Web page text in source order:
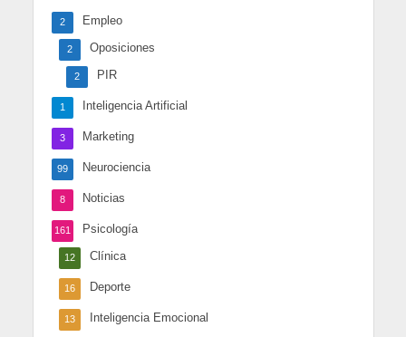
Empleo
2
Oposiciones
2
PIR
2
Inteligencia Artificial
1
Marketing
3
Neurociencia
99
Noticias
8
Psicología
161
Clínica
12
Deporte
16
Inteligencia Emocional
13